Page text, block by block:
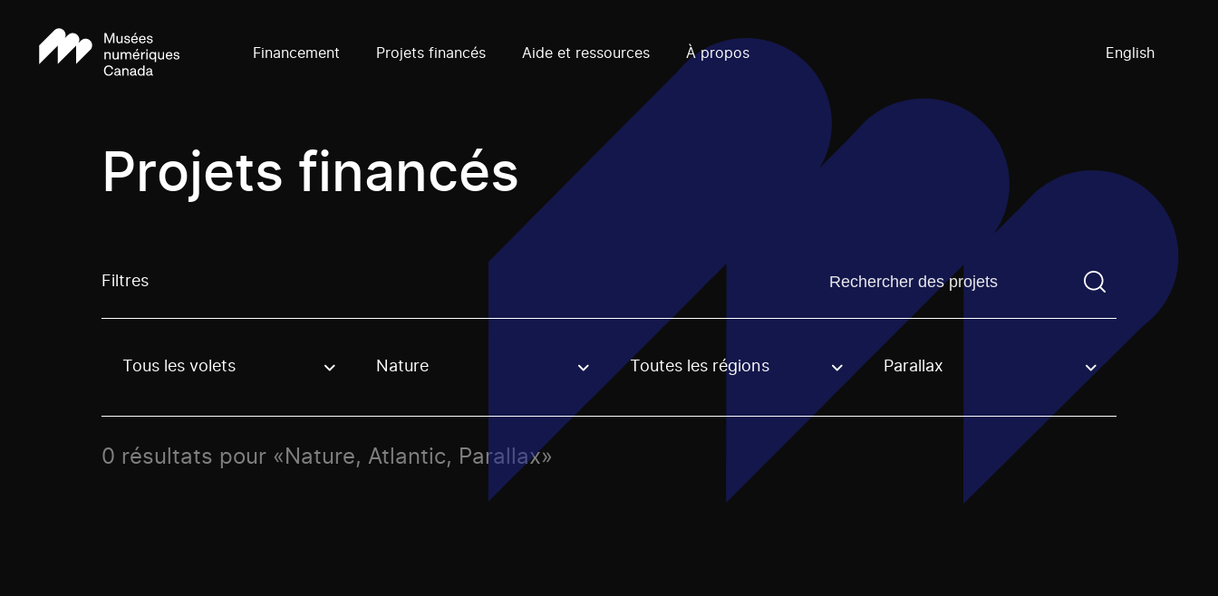
Financement Projets financés Aide et ressources À propos English
Projets financés
Filtres Trouvez un projetVous devez saisir un terme de
Use these options to filter projects by topic, stream or regon. The filter will be applied when selecting an option.
Tous les volets Nature Toutes les régions Parallax
0 résultats pour «Nature, Atlantic, Parallax»